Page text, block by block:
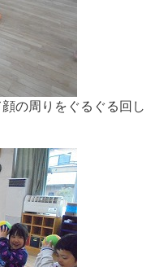
の周りをぐるぐる回し